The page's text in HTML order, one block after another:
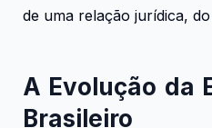
de uma relação jurídica,
A Evolução da
Brasileiro